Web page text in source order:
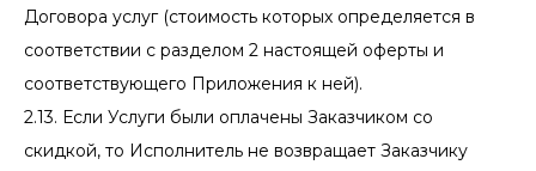
Договора услуг (стоимость которых определяется в
соответствии с разделом 2 настоящей оферты и
соответствующего Приложения к ней).
2.13. Если Услуги были оплачены Заказчиком со
скидкой, то Исполнитель не возвращает Заказчику